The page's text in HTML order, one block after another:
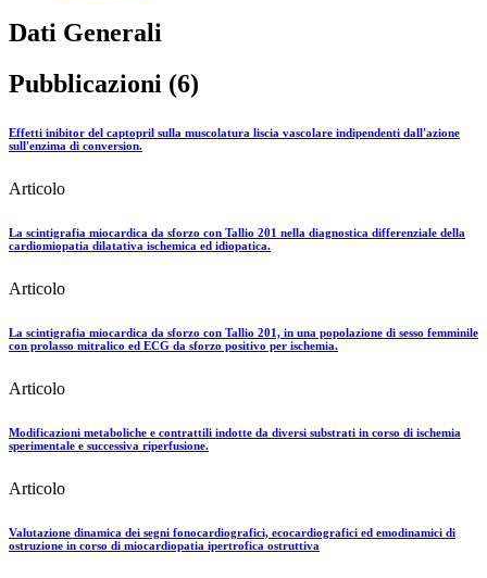
Dati Generali
Pubblicazioni (6)
Effetti inibitor del captopril sulla muscolatura liscia vascolare indipendenti dall'azione
sull'enzima di conversion.
Articolo
La scintigrafia miocardica da sforzo con Tallio 201 nella diagnostica differenziale della
cardiomiopatia dilatativa ischemica ed idiopatica.
Articolo
La scintigrafia miocardica da sforzo con Tallio 201, in una popolazione di sesso femminile
con prolasso mitralico ed ECG da sforzo positivo per ischemia.
Articolo
Modificazioni metaboliche e contrattili indotte da diversi substrati in corso di ischemia
sperimentale e successiva riperfusione.
Articolo
Valutazione dinamica dei segni fonocardiografici, ecocardiografici ed emodinamici di
ostruzione in corso di miocardiopatia ipertrofica ostruttiva